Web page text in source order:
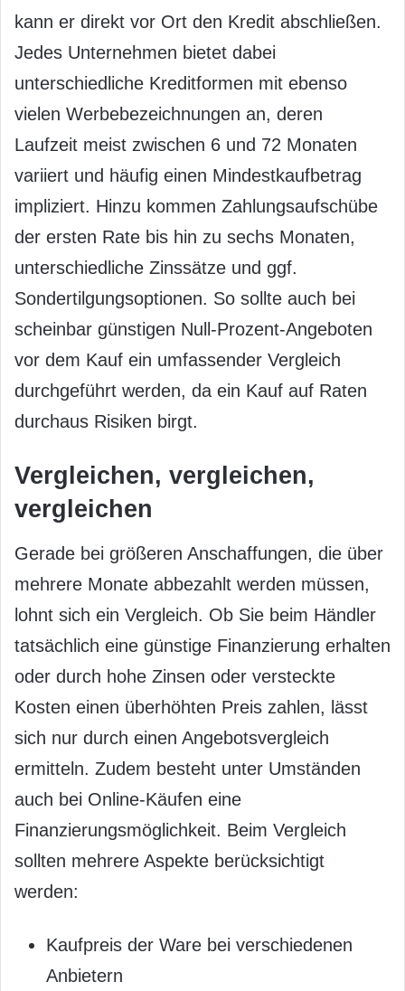
kann er direkt vor Ort den Kredit abschließen.
Jedes Unternehmen bietet dabei
unterschiedliche Kreditformen mit ebenso
vielen Werbebezeichnungen an, deren
Laufzeit meist zwischen 6 und 72 Monaten
variiert und häufig einen Mindestkaufbetrag
impliziert. Hinzu kommen Zahlungsaufschübe
der ersten Rate bis hin zu sechs Monaten,
unterschiedliche Zinssätze und ggf.
Sondertilgungsoptionen. So sollte auch bei
scheinbar günstigen Null-Prozent-Angeboten
vor dem Kauf ein umfassender Vergleich
durchgeführt werden, da ein Kauf auf Raten
durchaus Risiken birgt.
Vergleichen, vergleichen,
vergleichen
Gerade bei größeren Anschaffungen, die über
mehrere Monate abbezahlt werden müssen,
lohnt sich ein Vergleich. Ob Sie beim Händler
tatsächlich eine günstige Finanzierung erhalten
oder durch hohe Zinsen oder versteckte
Kosten einen überhöhten Preis zahlen, lässt
sich nur durch einen Angebotsvergleich
ermitteln. Zudem besteht unter Umständen
auch bei Online-Käufen eine
Finanzierungsmöglichkeit. Beim Vergleich
sollten mehrere Aspekte berücksichtigt
werden:
Kaufpreis der Ware bei verschiedenen
Anbietern